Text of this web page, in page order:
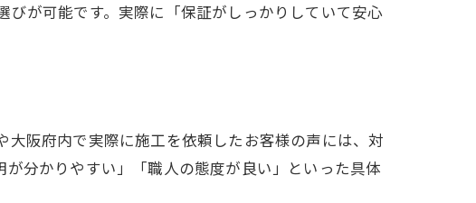
が可能です。実際に「保証がしっかりしていて安心
阪府内で実際に施工を依頼したお客様の声には、対
分かりやすい」「職人の態度が良い」といった具体